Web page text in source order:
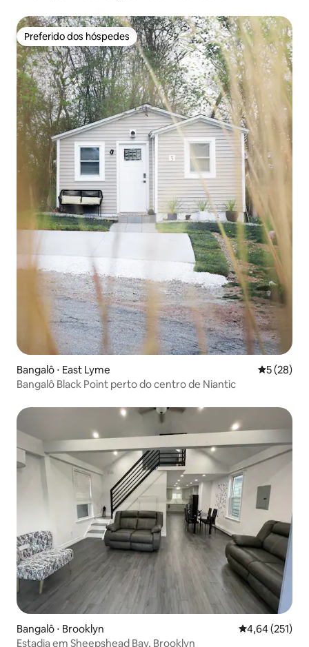
Preferido dos hóspedes
Preferido dos hóspedes
Bangalô ⋅ East Lyme 5 de uma
5 (28)
Bangalô Black Point perto do centro de Niantic
Bangalô ⋅ Brooklyn 4,64 de uma
4,64 (251)
Estadia em Sheepshead Bay, Brooklyn